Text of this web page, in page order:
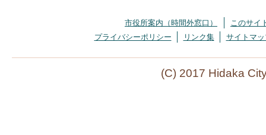
市役所案内（時間外窓口）
このサイ
プライバシーポリシー
リンク集 サイトマッ
(C) 2017 Hidaka